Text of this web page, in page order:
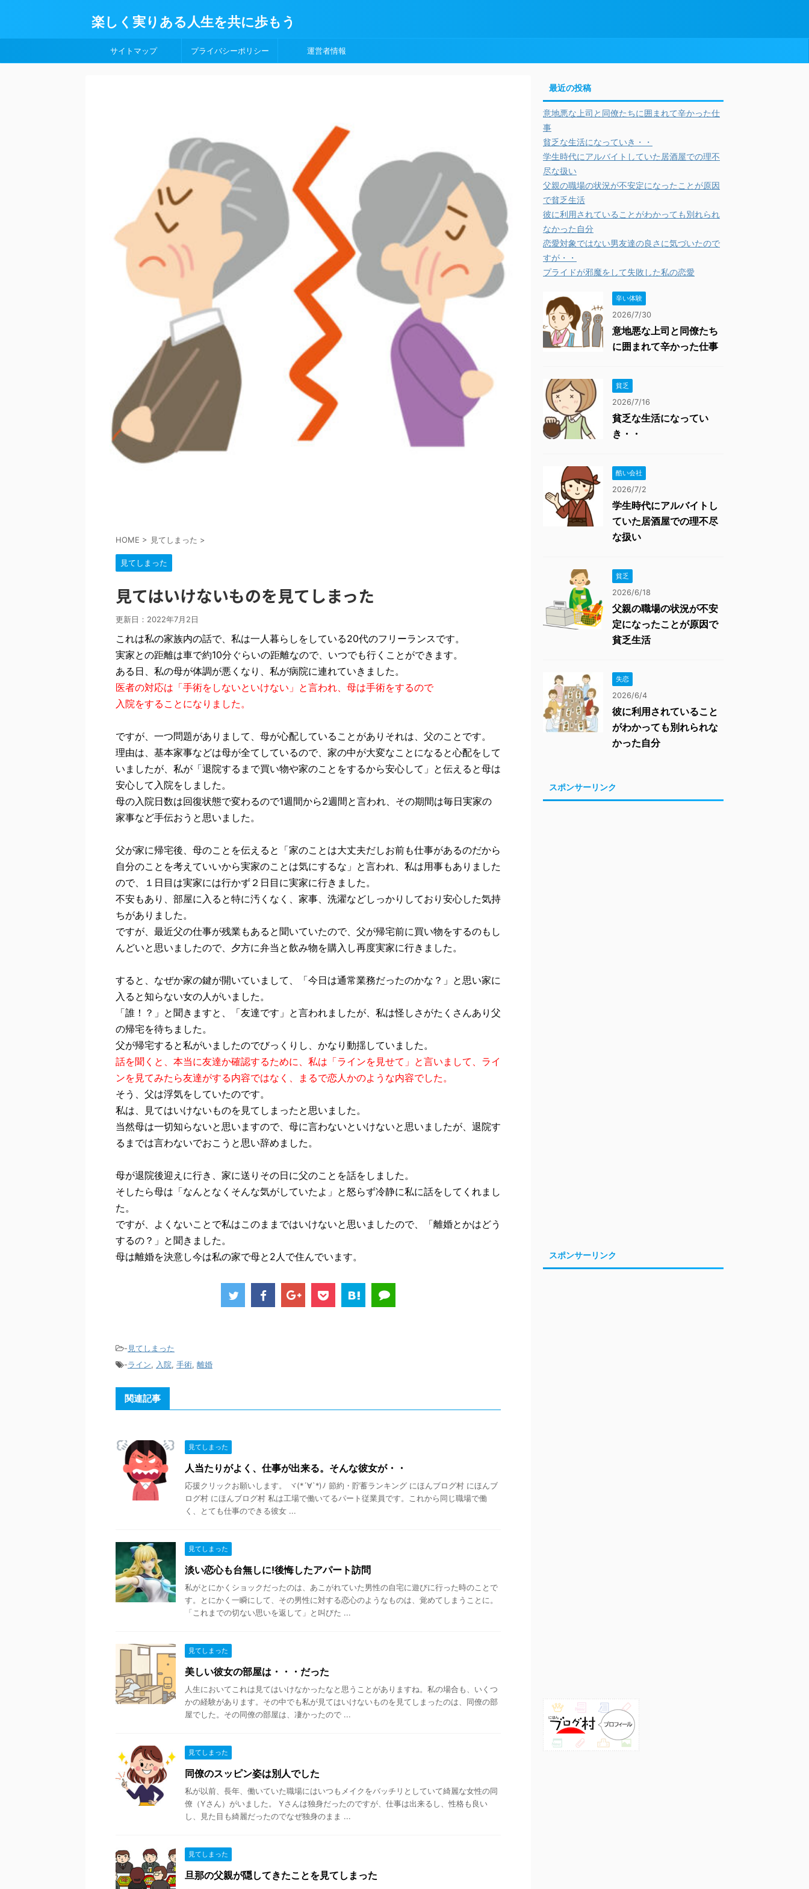
楽しく実りある人生を共に歩もう
サイトマップ プライバシーポリシー 運営者情報
HOME > 見てしまった >
見てしまった
見てはいけないものを見てしまった
更新日： 2022年7月2日
これは私の家族内の話で、私は一人暮らしをしている20代のフリーランスです。
実家との距離は車で約10分ぐらいの距離なので、いつでも行くことができます。
ある日、私の母が体調が悪くなり、私が病院に連れていきました。
医者の対応は「手術をしないといけない」と言われ、母は手術をするので
入院をすることになりました。
ですが、一つ問題がありまして、母が心配していることがあり それは、父のことです。
理由は、基本家事などは母が全てしているので、家の中が大変なことになると心配をして
いましたが、私が「退院するまで買い物や家のことをするから安心して」と伝えると母は
安心して入院をしました。
母の入院日数は回復状態で変わるので1週間から2週間と言われ、その期間は毎日実家の
家事など手伝おうと思いました。
父が家に帰宅後、母のことを伝えると「家のことは大丈夫だしお前も仕事があるのだから
自分のことを考えていいから実家のことは気にするな」と言われ、私は用事もありました
ので、１日目は実家には行かず２日目に実家に行きました。
不安もあり、部屋に入ると特に汚くなく、家事、洗濯などしっかりしており 安心した気持
ちがありました。
ですが、最近父の仕事が残業もあると聞いていたので、父が帰宅前に買い物をするのもし
んどいと思いましたので、夕方に弁当と飲み物を購入し再度実家に行きました。
すると、なぜか家の鍵が開いていまして、「今日は通常業務だったのかな？」と思い家に
入ると知らない女の人がいました。
「誰！？」と聞きますと、「友達です」と言われましたが、私は怪しさがたくさんあり父
の帰宅を待ちました。
父が帰宅すると私がいましたのでびっくりし、かなり動揺していました。
話を聞くと、本当に友達か確認するために、私は「ラインを見せて」と言いまして、ライ
ンを見てみたら友達がする内容ではなく、まるで恋人かのような内容でした。
そう、父は浮気をしていたのです。
私は、見てはいけないものを見てしまったと思いました。
当然母は一切知らないと思いますので、母に言わないといけないと思いましたが、退院す
るまでは言わないでおこうと思い辞めました。
母が退院後迎えに行き、家に送りその日に父のことを話をしました。
そしたら母は「なんとなくそんな気がしていたよ」と怒らず冷静に私に話をしてくれまし
た。
ですが、よくないことで私はこのままではいけないと思いましたので、
「離婚とかはどう
するの？」と聞きました。
母は離婚を決意し今は私の家で母と2人で住んでいます。
-見てしまった
-ライン, 入院, 手術, 離婚
関連記事
見てしまった
人当たりがよく、仕事が出来る。そんな彼女が・・
応援クリックお願いします。 ヾ(*´∀`*)ﾉ 節約・貯蓄ランキング にほんブログ村 にほんブ
ログ村 にほんブログ村 私は工場で働いてるパート従業員です。これから同じ職場で働
く、とても仕事のできる彼女 ...
見てしまった
淡い恋心も台無しに!後悔したアパート訪問
私がとにかくショックだったのは、あこがれていた男性の自宅に遊びに行った時のことで
す。とにかく一瞬にして、その男性に対する恋心のようなものは、覚めてしまうことに。
「これまでの切ない思いを返して」と叫びた ...
見てしまった
美しい彼女の部屋は・・・だった
人生においてこれは見てはいけなかったなと思うことがありますね。私の場合も、いくつ
かの経験があります。その中でも私が見てはいけないものを見てしまったのは、同僚の部
屋でした。その同僚の部屋は、凄かったので ...
見てしまった
同僚のスッピン姿は別人でした
私が以前、長年、働いていた職場にはいつもメイクをバッチリとしていて綺麗な女性の同
僚（Yさん）がいました。 Yさんは独身だったのですが、仕事は出来るし、性格も良い
し、見た目も綺麗だったのでなぜ独身のまま ...
見てしまった
旦那の父親が隠してきたことを見てしまった
最近の投稿
意地悪な上司と同僚たちに囲まれて辛かった仕
事
貧乏な生活になっていき・・
学生時代にアルバイトしていた居酒屋での理不
尽な扱い
父親の職場の状況が不安定になったことが原因
で貧乏生活
彼に利用されていることがわかっても別れられ
なかった自分
恋愛対象ではない男友達の良さに気づいたので
すが・・
プライドが邪魔をして失敗した私の恋愛
辛い体験
2026/7/30
意地悪な上司と同僚たち
に囲まれて辛かった仕事
貧乏
2026/7/16
貧乏な生活になってい
き・・
酷い会社
2026/7/2
学生時代にアルバイトし
ていた居酒屋での理不尽
な扱い
貧乏
2026/6/18
父親の職場の状況が不安
定になったことが原因で
貧乏生活
失恋
2026/6/4
彼に利用されていること
がわかっても別れられな
かった自分
スポンサーリンク
スポンサーリンク